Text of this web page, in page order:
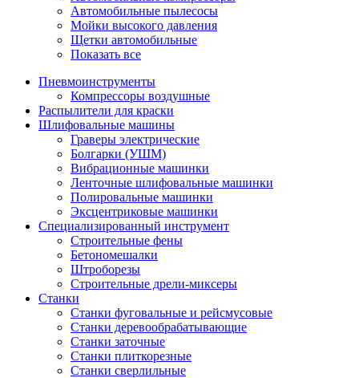
Автомобильные пылесосы
Мойки высокого давления
Щетки автомобильные
Показать все
Пневмоинструменты
Компрессоры воздушные
Распылители для краски
Шлифовальные машины
Граверы электрические
Болгарки (УШМ)
Вибрационные машинки
Ленточные шлифовальные машинки
Полировальные машинки
Эксцентриковые машинки
Специализированный инструмент
Строительные фены
Бетономешалки
Штроборезы
Строительные дрели-миксеры
Станки
Станки фуговальные и рейсмусовые
Станки деревообрабатывающие
Станки заточные
Станки плиткорезные
Станки сверлильные